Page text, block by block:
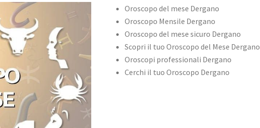
Oroscopo del mese Dergano
Oroscopo Mensile Dergano
Oroscopo del mese sicuro Dergano
Scopri il tuo Oroscopo del Mese Dergano
Oroscopi professionali Dergano
Cerchi il tuo Oroscopo Dergano